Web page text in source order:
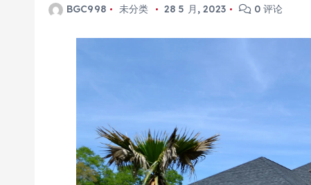
BGC998 未分类 28 5 月, 2023 0 评论